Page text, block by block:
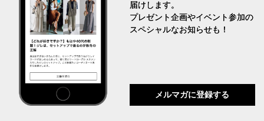
届けします。
プレゼント企画やイベント参加の
スペシャルなお知らせも！
メルマガに登録する